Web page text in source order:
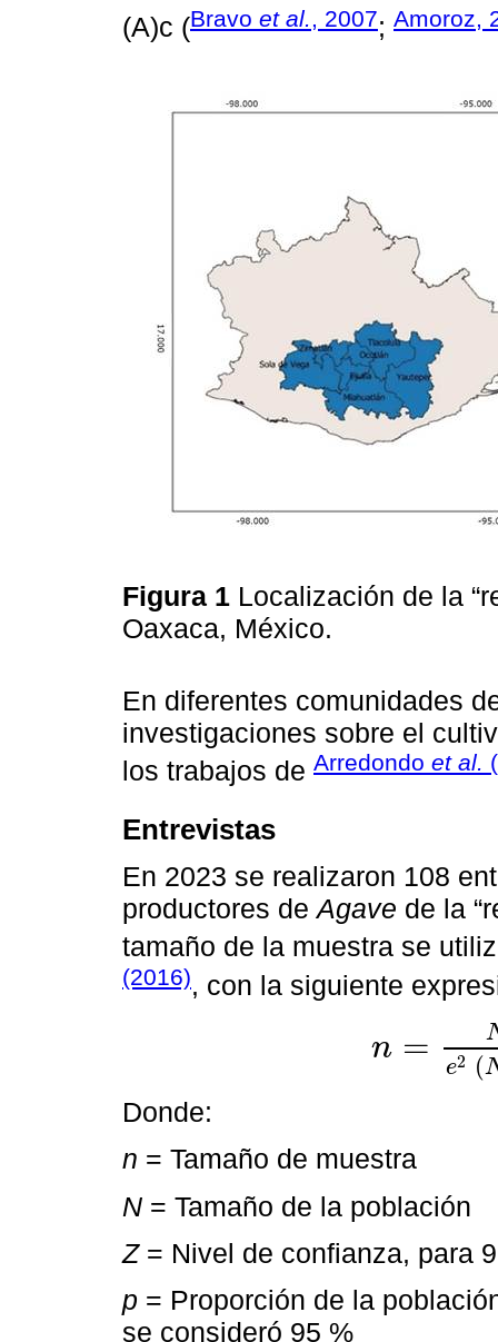
(A)c (Bravo et al., 2007; Amoroz,
Figura 1 Localización de la
Oaxaca, México.
En diferentes comunidades
investigaciones sobre el
los trabajos de Arredondo et al.
Entrevistas
En 2023 se realizaron 108
productores deAgave de la
tamaño de la muestra se
(2016), con la siguiente
n =
e2 (
n =N Z2× ×qe2 N-
Donde:
n = Tamaño de muestra
N = Tamaño de la población
Z= Nivel de confianza, para
p = Proporción de la
se consideró 95 %